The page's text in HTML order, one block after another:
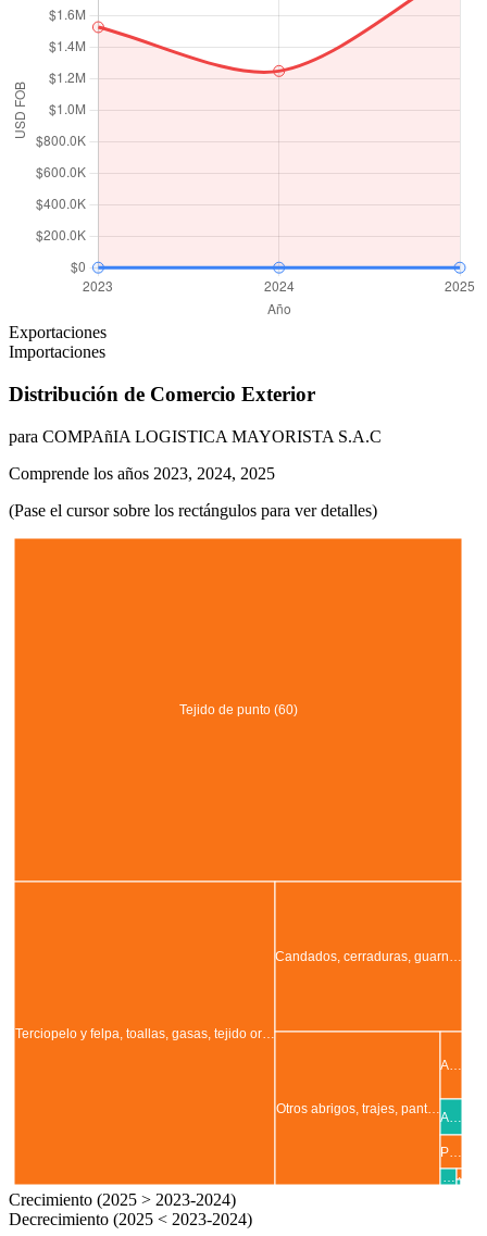
Exportaciones
Importaciones
Distribución de Comercio Exterior
para COMPAñIA LOGISTICA MAYORISTA S.A.C
Comprende los años 2023, 2024, 2025
(Pase el cursor sobre los rectángulos para ver detalles)
Tejido de punto (60)
Terciopelo y felpa, toallas, gasas, tejido or…
Candados, cerraduras, guarn…
Otros abrigos, trajes, pant…
A…
A…
P…
.
.
Crecimiento (2025 > 2023-2024)
Decrecimiento (2025 < 2023-2024)